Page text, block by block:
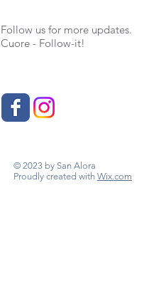
Follow us for more updates.
Cuore - Follow-it!
© 2023 by San Alora
Proudly created with Wix.com